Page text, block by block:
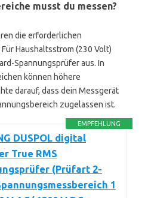
musst du messen?
die erforderlichen
Haushaltsstrom (230 Volt)
Spannungsprüfer aus. In
können höhere
darauf, dass dein Messgerät
zugelassen ist.
EMPFEHLUNG
DUSPOL digital
True RMS
(Prüfart 2-
1